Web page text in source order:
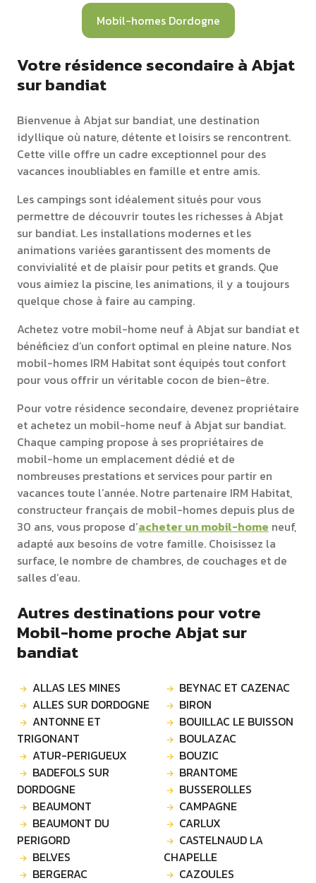
Mobil-homes Dordogne
Votre résidence secondaire à Abjat
sur bandiat
Bienvenue à Abjat sur bandiat, une destination
idyllique où nature, détente et loisirs se rencontrent.
Cette ville offre un cadre exceptionnel pour des
vacances inoubliables en famille et entre amis.
Les campings sont idéalement situés pour vous
permettre de découvrir toutes les richesses à Abjat
sur bandiat. Les installations modernes et les
animations variées garantissent des moments de
convivialité et de plaisir pour petits et grands. Que
vous aimiez la piscine, les animations, il y a toujours
quelque chose à faire au camping.
Achetez votre mobil-home neuf à Abjat sur bandiat et
bénéficiez d’un confort optimal en pleine nature. Nos
mobil-homes IRM Habitat sont équipés tout confort
pour vous offrir un véritable cocon de bien-être.
Pour votre résidence secondaire, devenez propriétaire
et achetez un mobil-home neuf à Abjat sur bandiat.
Chaque camping propose à ses propriétaires de
mobil-home un emplacement dédié et de
nombreuses prestations et services pour partir en
vacances toute l’année. Notre partenaire IRM Habitat,
constructeur français de mobil-homes depuis plus de
30 ans, vous propose d’acheter un mobil-home neuf,
adapté aux besoins de votre famille. Choisissez la
surface, le nombre de chambres, de couchages et de
salles d’eau.
Autres destinations pour votre
Mobil-home proche Abjat sur
bandiat
ALLAS LES MINES
ALLES SUR DORDOGNE
ANTONNE ET
TRIGONANT
ATUR-PERIGUEUX
BADEFOLS SUR
DORDOGNE
BEAUMONT
BEAUMONT DU
PERIGORD
BELVES
BERGERAC
BEYNAC ET CAZENAC
BIRON
BOUILLAC LE BUISSON
BOULAZAC
BOUZIC
BRANTOME
BUSSEROLLES
CAMPAGNE
CARLUX
CASTELNAUD LA
CHAPELLE
CAZOULES